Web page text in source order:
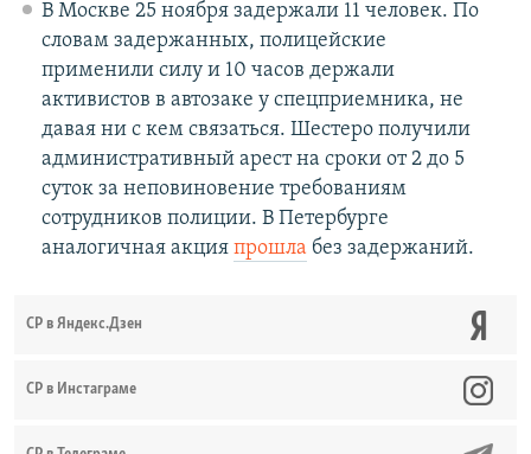
В Москве 25 ноября задержали 11 человек. По
словам задержанных, полицейские
применили силу и 10 часов держали
активистов в автозаке у спецприемника, не
давая ни с кем связаться. Шестеро получили
административный арест на сроки от 2 до 5
суток за неповиновение требованиям
сотрудников полиции. В Петербурге
аналогичная акция прошла без задержаний.
СР в Яндекс.Дзен
CР в Инстаграме